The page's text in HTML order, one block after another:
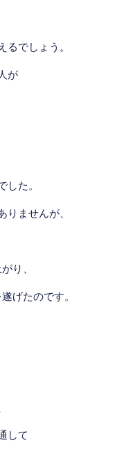
でしょう。
が
た。
ませんが、
り、
げたのです。
して